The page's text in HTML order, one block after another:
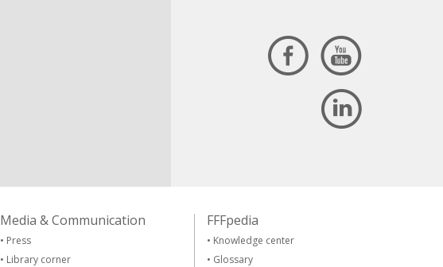
Media & Communication
• Press
• Library corner
FFFpedia
• Knowledge center
• Glossary